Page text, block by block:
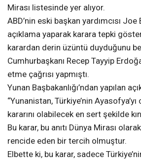
Mirası listesinde yer alıyor.
ABD’nin eski başkan yardımcısı
açıklama yaparak karara tepki
karardan derin üzüntü duyduğunu
Cumhurbaşkanı Recep Tayyip
etme çağrısı yapmıştı.
Yunan Başbakanlığı’ndan yapılan
“Yunanistan, Türkiye’nin
kararını olabilecek en sert şekilde
Bu karar, bu anıtı Dünya Mirası
rencide eden bir tercih olmuştur.
Elbette ki, bu karar, sadece